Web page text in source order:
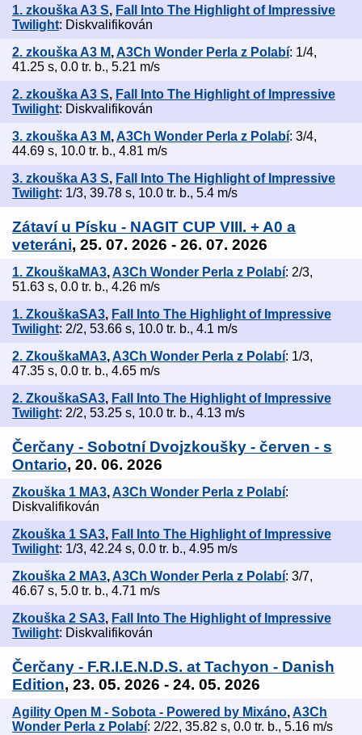
1. zkouška A3 S, Fall Into The Highlight of Impressive
Twilight: Diskvalifikován
2. zkouška A3 M,A3Ch Wonder Perla z Polabí: 1/4,
41.25 s, 0.0 tr. b., 5.21 m/s
2. zkouška A3 S, Fall Into The Highlight of Impressive
Twilight: Diskvalifikován
3. zkouška A3 M,A3Ch Wonder Perla z Polabí: 3/4,
44.69 s, 10.0 tr. b., 4.81 m/s
3. zkouška A3 S, Fall Into The Highlight of Impressive
Twilight: 1/3, 39.78 s, 10.0 tr. b., 5.4 m/s
Zátaví u Písku - NAGIT CUP VIII. + A0 a
veteráni, 25. 07. 2026 - 26. 07. 2026
1. ZkouškaMA3,A3Ch Wonder Perla z Polabí: 2/3,
51.63 s, 0.0 tr. b., 4.26 m/s
1. ZkouškaSA3, Fall Into The Highlight of Impressive
Twilight: 2/2, 53.66 s, 10.0 tr. b., 4.1 m/s
2. ZkouškaMA3,A3Ch Wonder Perla z Polabí: 1/3,
47.35 s, 0.0 tr. b., 4.65 m/s
2. ZkouškaSA3, Fall Into The Highlight of Impressive
Twilight: 2/2, 53.25 s, 10.0 tr. b., 4.13 m/s
Čerčany - Sobotní Dvojzkoušky - červen - s
Ontario, 20. 06. 2026
Zkouška 1 MA3,A3Ch Wonder Perla z Polabí:
Diskvalifikován
Zkouška 1 SA3, Fall Into The Highlight of Impressive
Twilight: 1/3, 42.24 s, 0.0 tr. b., 4.95 m/s
Zkouška 2 MA3,A3Ch Wonder Perla z Polabí: 3/7,
46.67 s, 5.0 tr. b., 4.71 m/s
Zkouška 2 SA3, Fall Into The Highlight of Impressive
Twilight: Diskvalifikován
Čerčany - F.R.I.E.N.D.S. at Tachyon - Danish
Edition, 23. 05. 2026 - 24. 05. 2026
Agility Open M - Sobota - Powered by Mixáno,A3Ch
Wonder Perla z Polabí: 2/22, 35.82 s, 0.0 tr. b., 5.16 m/s